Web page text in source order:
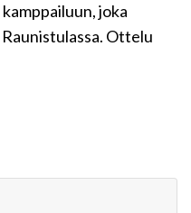
joka
Ottelu